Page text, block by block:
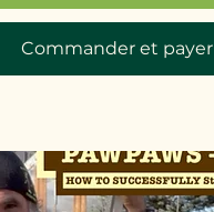
Commander et payer